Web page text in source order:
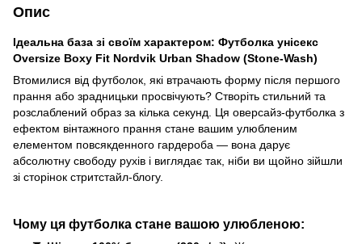
Опис
Ідеальна база зі своїм характером: Футболка унісекс
Oversize Boxy Fit Nordvik Urban Shadow (Stone-Wash)
Втомилися від футболок, які втрачають форму після першого
прання або зрадницьки просвічують? Створіть стильний та
розслаблений образ за кілька секунд. Ця оверсайз-футболка з
ефектом вінтажного прання стане вашим улюбленим
елементом повсякденного гардероба — вона дарує
абсолютну свободу рухів і виглядає так, ніби ви щойно зійшли
зі сторінок стритстайл-блогу.
Чому ця футболка стане вашою улюбленою: